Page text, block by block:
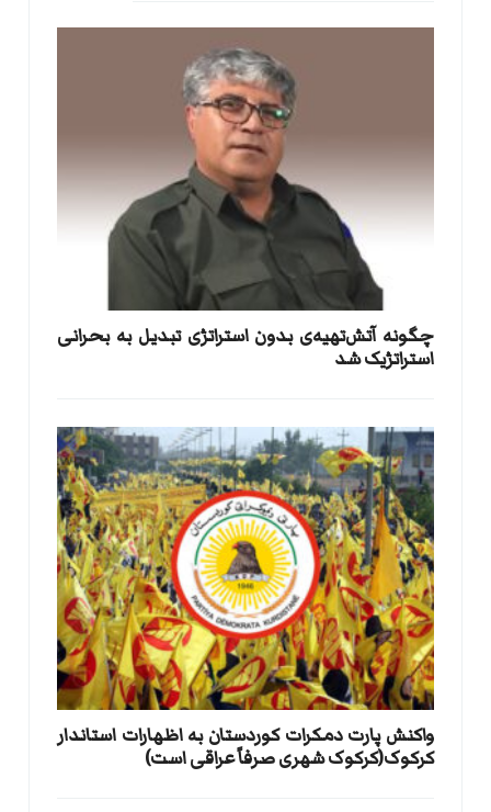
​چگونه آتش‌تهیه‌ی بدون استراتژی تبدیل به بحرانی
استراتژیک شد
واکنش پارت دمکرات کوردستان به اظهارات استاندار
کرکوک(کرکوک شهری صرفاً عراقی است)